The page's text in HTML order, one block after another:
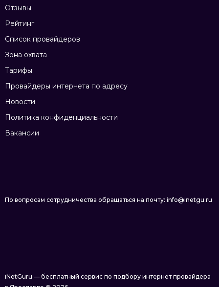
Отзывы
Рейтинг
Список провайдеров
Зона охвата
Тарифы
Провайдеры интернета по адресу
Новости
Политика конфиденциальности
Вакансии
По вопросам сотрудничества обращаться на почту: info@inetgu.ru
iNetGuru — бесплатный сервис по подбору интернет провайдера